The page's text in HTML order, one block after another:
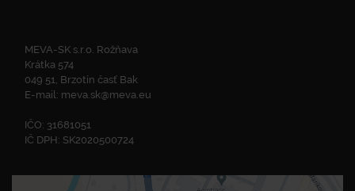
MEVA-SK s.r.o. Rožňava
Krátka 574
049 51, Brzotín časť Bak
E-mail: meva.sk@meva.eu
IČO: 31681051
IČ DPH: SK2020500724